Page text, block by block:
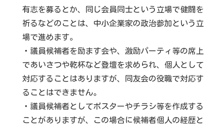
有志を募るとか、同じ会員同士という立場で健闘を
祈るなどのことは、中小企業家の政治参加という立
場で進めます。
・議員候補者を励ます会や、激励パーティ等の席上
であいさつや乾杯など登壇を求められ、個人として
対応することはありますが、同友会の役職で対応す
ることはできません。
・議員候補者としてポスターやチラシ等を作成する
ことがありますが、この場合に候補者個人の経歴と